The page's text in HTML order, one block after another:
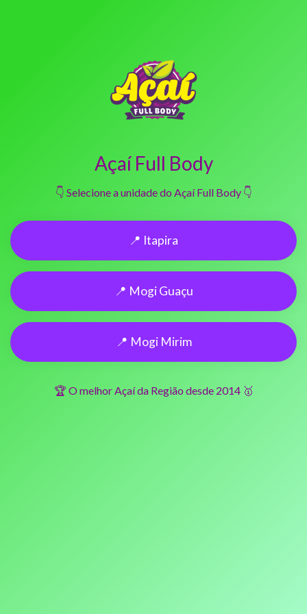
Açaí Full Body
👇 Selecione a unidade do Açaí Full Body 👇
📍 Itapira
📍 Mogi Guaçu
📍 Mogi Mirim
🏆 O melhor Açaí da Região desde 2014 🥇